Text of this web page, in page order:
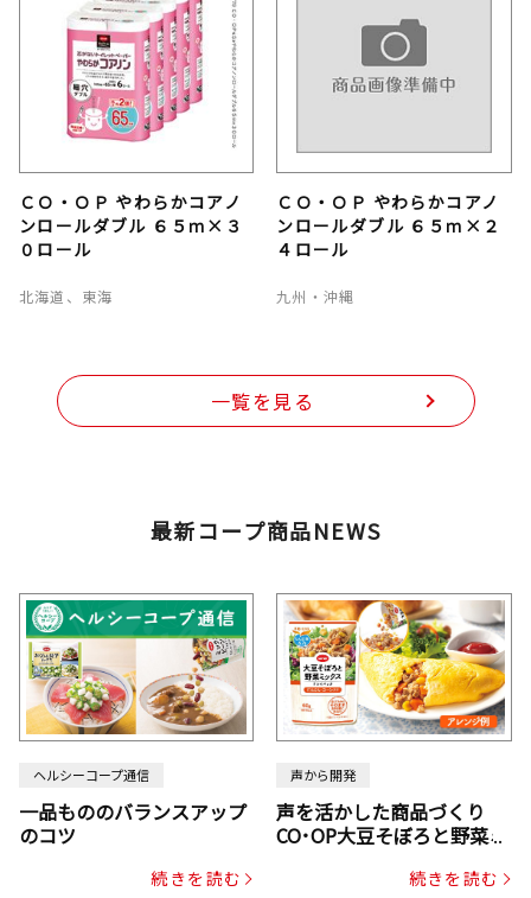
ＣＯ・ＯＰ やわらかコアノ
ンロールダブル ６５ｍ×３
０ロール
北海道、東海
ＣＯ・ＯＰ やわらかコアノ
ンロールダブル ６５ｍ×２
４ロール
九州・沖縄
一覧を見る
最新コープ商品NEWS
ヘルシーコープ通信
一品もののバランスアップ
のコツ
続きを読む
声から開発
声を活かした商品づくり
CO･OP大豆そぼろと野菜ミ
じん・コーン入り）続きを読む